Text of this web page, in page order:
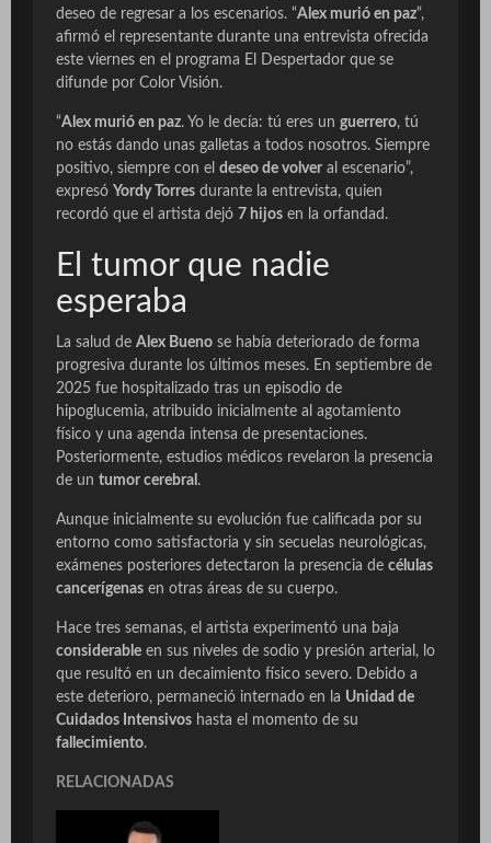
deseo de regresar a los escenarios. “Alex murió en paz“,
afirmó el representante durante una entrevista ofrecida
este viernes en el programa El Despertador que se
difunde por Color Visión.
“Alex murió en paz. Yo le decía: tú eres un guerrero, tú
no estás dando unas galletas a todos nosotros. Siempre
positivo, siempre con el deseo de volver al escenario”,
expresó Yordy Torres durante la entrevista, quien
recordó que el artista dejó 7 hijos en la orfandad.
El tumor que nadie
esperaba
La salud de Alex Bueno se había deteriorado de forma
progresiva durante los últimos meses. En septiembre de
2025 fue hospitalizado tras un episodio de
hipoglucemia, atribuido inicialmente al agotamiento
físico y una agenda intensa de presentaciones.
Posteriormente, estudios médicos revelaron la presencia
de un tumor cerebral .
Aunque inicialmente su evolución fue calificada por su
entorno como satisfactoria y sin secuelas neurológicas,
exámenes posteriores detectaron la presencia de células
cancerígenas en otras áreas de su cuerpo.
Hace tres semanas, el artista experimentó una baja
considerable en sus niveles de sodio y presión arterial, lo
que resultó en un decaimiento físico severo. Debido a
este deterioro, permaneció internado en la Unidad de
Cuidados Intensivos hasta el momento de su
fallecimiento.
RELACIONADAS